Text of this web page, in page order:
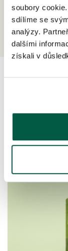
soubory
sdílíme se
analýzy.
dalšími
získali v
8 z 10